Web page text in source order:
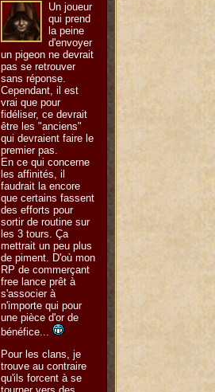
Un joueur
qui prend
la peine
d'envoyer
un pigeon ne devrait
pas se retrouver
sans réponse.
Cependant, il est
vrai que pour
fidéliser, ce devrait
être les "anciens"
qui devraient faire le
premier pas.
En ce qui concerne
les affinités, il
faudrait la encore
que certains fassent
des efforts pour
sortir de routine sur
les 3 tours. Ça
mettrait un peu plus
de piment. D'où mon
RP de commerçant
free lance prêt à
s'associer à
n'importe qui pour
une pièce d'or de
bénéfice...
Pour les clans, je
trouve au contraire
qu'ils forcent à se